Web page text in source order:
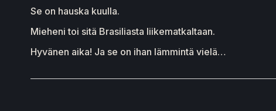
Se on hauska kuulla.
Mieheni toi sitä Brasiliasta liikematkaltaan.
Hyvänen aika! Ja se on ihan lämmintä vielä…